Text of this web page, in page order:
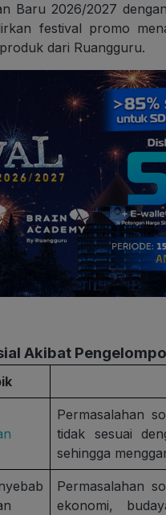
Baru 2026/2027
festival promo
dari Ruangguru.
Akibat
Permasalahan
tidak sesuai
sehingga
Permasalahan
ekonomi,